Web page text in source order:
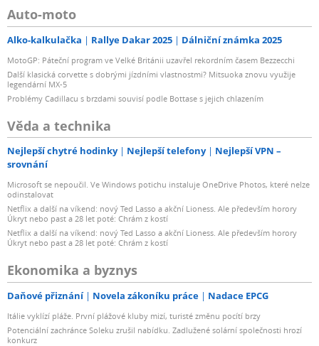
Auto-moto
Alko-kalkulačka Rallye Dakar 2025 Dálniční známka 2025
MotoGP: Páteční program ve Velké Británii uzavřel rekordním časem Bezzecchi
Další klasická corvette s dobrými jízdními vlastnostmi? Mitsuoka znovu využije
legendární MX-5
Problémy Cadillacu s brzdami souvisí podle Bottase s jejich chlazením
Věda a technika
Nejlepší chytré hodinky Nejlepší telefony
Nejlepší VPN –
srovnání
Microsoft se nepoučil. Ve Windows potichu instaluje OneDrive Photos, které nelze
odinstalovat
Netflix a další na víkend: nový Ted Lasso a akční Lioness. Ale především horory
Úkryt nebo past a 28 let poté: Chrám z kostí
Netflix a další na víkend: nový Ted Lasso a akční Lioness. Ale především horory
Úkryt nebo past a 28 let poté: Chrám z kostí
Ekonomika a byznys
Daňové přiznání Novela zákoníku práce Nadace EPCG
Itálie vyklízí pláže. První plážové kluby mizí, turisté změnu pocítí brzy
Potenciální zachránce Soleku zrušil nabídku. Zadlužené solární společnosti hrozí
konkurz